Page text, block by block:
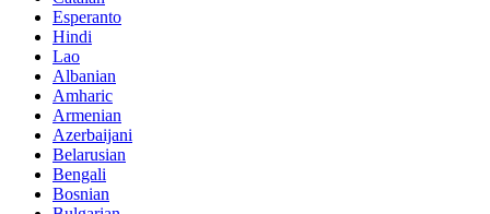
Esperanto
Hindi
Lao
Albanian
Amharic
Armenian
Azerbaijani
Belarusian
Bengali
Bosnian